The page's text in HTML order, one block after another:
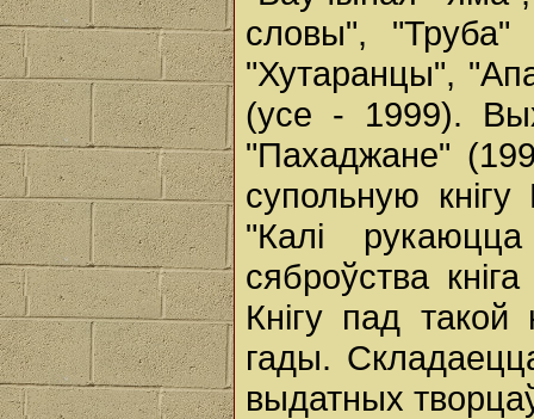
словы",
"Хутаранцы",
(усе - 1999).
"Пахаджане"
супольную
"Калі
сяброўства
Кнігу пад такой
гады.
выдатных